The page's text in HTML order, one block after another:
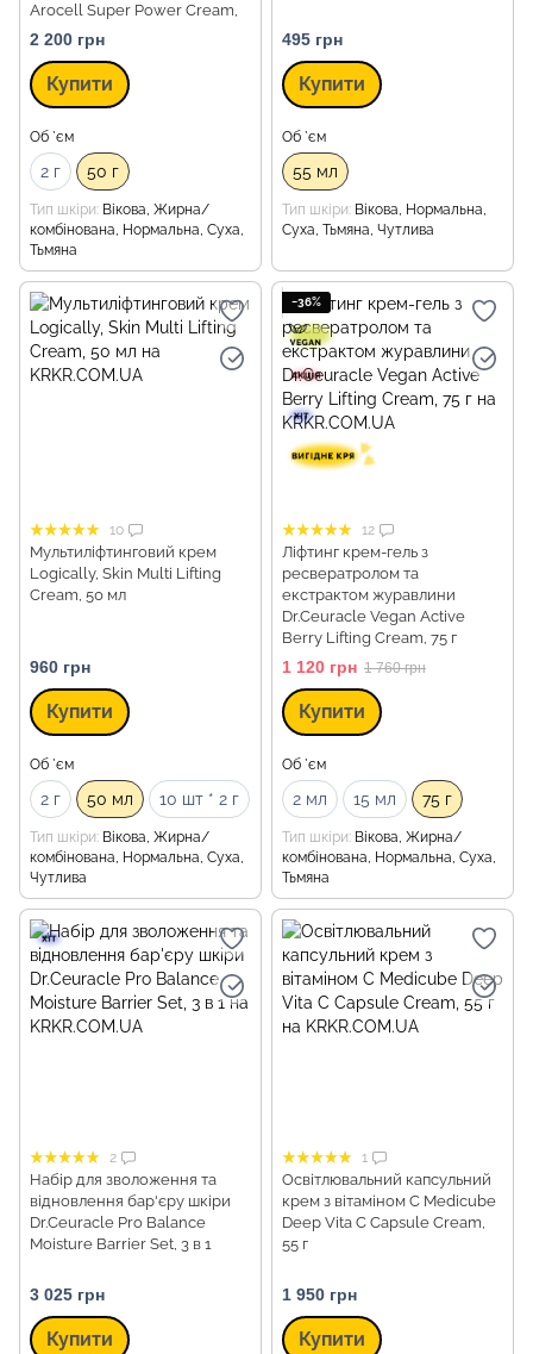
Arocell Super Power Cream,
50 г
2 200 грн
Купити
Об `єм
2 г 50 г
Тип шкіри Вікова, Жирна/
комбінована, Нормальна, Суха,
Тьмяна
495 грн
Купити
Об `єм
55 мл
Тип шкіри Вікова, Нормальна,
Суха, Тьмяна, Чутлива
10
Мультиліфтинговий крем
Logically, Skin Multi Lifting
Cream, 50 мл
960 грн
Купити
Об `єм
2 г 50 мл 10 шт * 2 г
Тип шкіри Вікова, Жирна/
комбінована, Нормальна, Суха,
Чутлива
−36%
12
Ліфтинг крем-гель з
ресвератролом та
екстрактом журавлини
Dr.Ceuracle Vegan Active
Berry Lifting Cream, 75 г
1 120 грн 1 760 грн
Купити
Об `єм
2 мл 15 мл 75 г
Тип шкіри Вікова, Жирна/
комбінована, Нормальна, Суха,
Тьмяна
2
Набір для зволоження та
відновлення бар'єру шкіри
Dr.Ceuracle Pro Balance
Moisture Barrier Set, 3 в 1
3 025 грн
Купити
1
Освітлювальний капсульний
крем з вітаміном С Medicube
Deep Vita C Capsule Cream,
55 г
1 950 грн
Купити